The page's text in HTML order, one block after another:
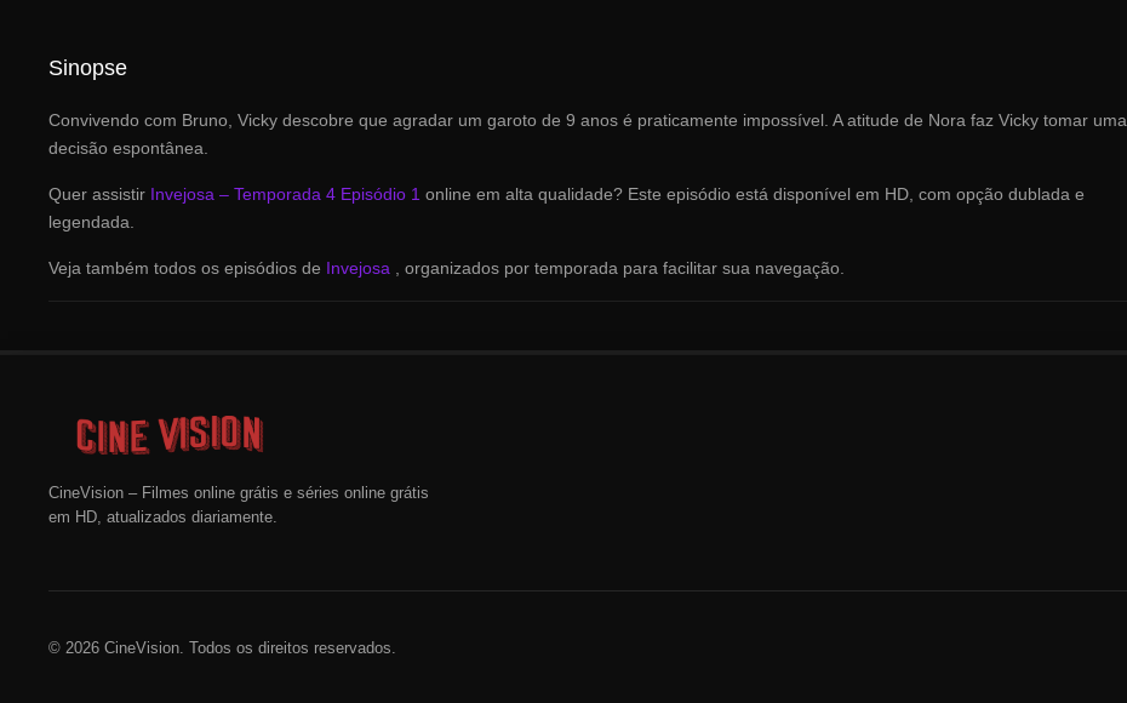
Sinopse
Convivendo com Bruno, Vicky descobre que agradar um garoto de 9 anos é praticamente impossível. A atitude de Nora faz Vicky tomar uma
decisão espontânea.
Quer assistir Invejosa – Temporada 4 Episódio 1 online em alta qualidade? Este episódio está disponível em HD, com opção dublada e
legendada.
Veja também todos os episódios de Invejosa , organizados por temporada para facilitar sua navegação.
CineVision – Filmes online grátis e séries online grátis
em HD, atualizados diariamente.
© 2026 CineVision. Todos os direitos reservados.